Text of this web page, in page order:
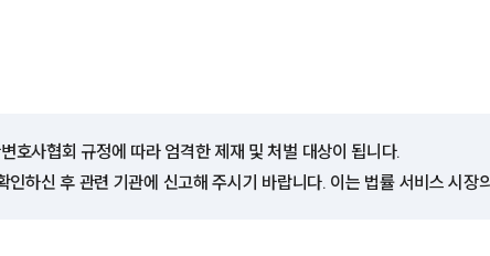
호사협회 규정에 따라 엄격한 제재 및 처벌 대상이 됩니다.
하신 후 관련 기관에 신고해 주시기 바랍니다. 이는 법률 서비스 시장